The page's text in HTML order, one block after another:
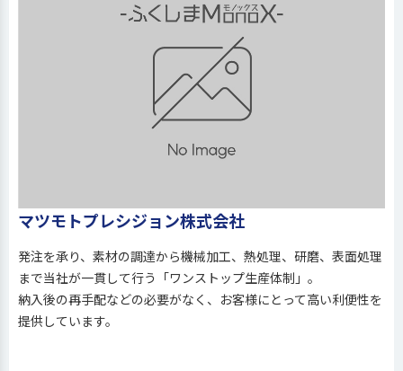
マツモトプレシジョン株式会社
発注を承り、素材の調達から機械加工、熱処理、研磨、表面処理
まで当社が一貫して行う「ワンストップ生産体制」。
納入後の再手配などの必要がなく、お客様にとって高い利便性を
提供しています。